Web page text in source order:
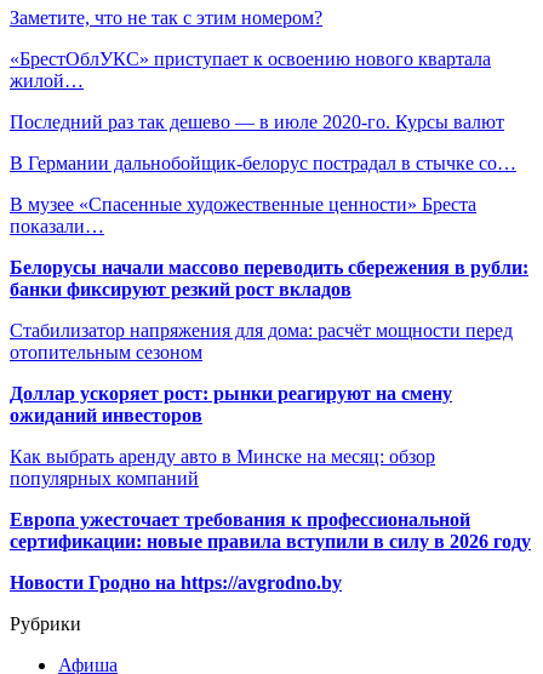
Заметите, что не так с этим номером?
«БрестОблУКС» приступает к освоению нового квартала
жилой…
Последний раз так дешево — в июле 2020-го. Курсы валют
В Германии дальнобойщик-белорус пострадал в стычке со…
В музее «Спасенные художественные ценности» Бреста
показали…
Белорусы начали массово переводить сбережения в рубли:
банки фиксируют резкий рост вкладов
Стабилизатор напряжения для дома: расчёт мощности перед
отопительным сезоном
Доллар ускоряет рост: рынки реагируют на смену
ожиданий инвесторов
Как выбрать аренду авто в Минске на месяц: обзор
популярных компаний
Европа ужесточает требования к профессиональной
сертификации: новые правила вступили в силу в 2026 году
Новости Гродно на https://avgrodno.by
Рубрики
Афиша